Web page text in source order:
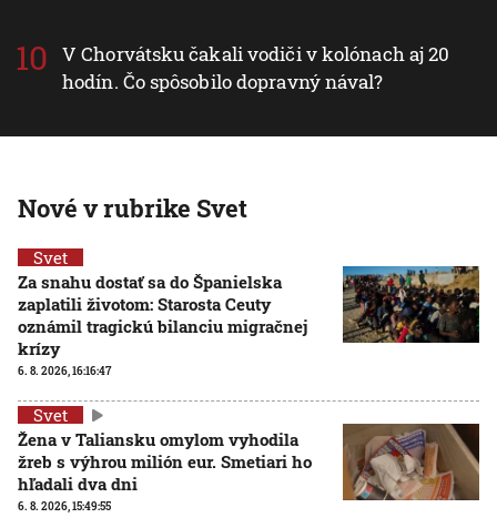
V Chorvátsku čakali vodiči v kolónach aj 20
hodín. Čo spôsobilo dopravný nával?
Nové v rubrike Svet
Svet
Za snahu dostať sa do Španielska
zaplatili životom: Starosta Ceuty
oznámil tragickú bilanciu migračnej
krízy
6. 8. 2026, 16:16:47
Svet
Žena v Taliansku omylom vyhodila
žreb s výhrou milión eur. Smetiari ho
hľadali dva dni
6. 8. 2026, 15:49:55